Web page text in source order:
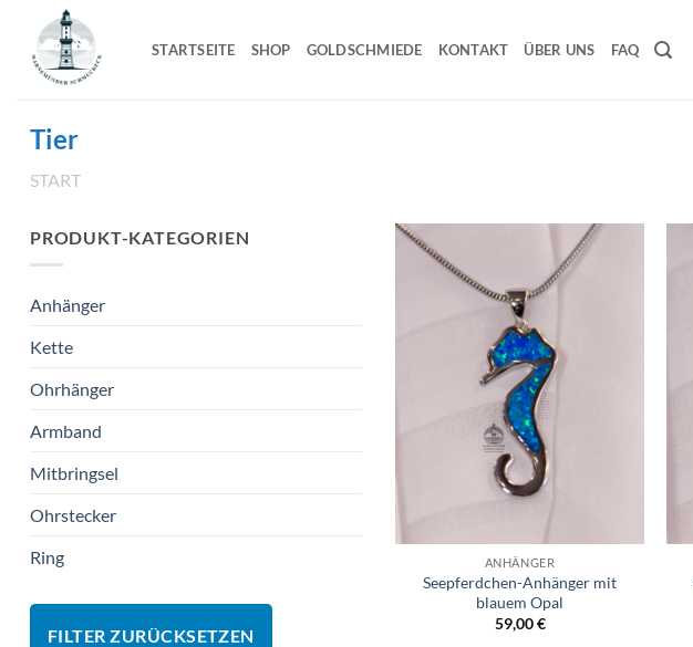
Inhalt
springen
STARTSEITE SHOP GOLDSCHMIEDE KONTAKT ÜBER UNS FAQ
Tier
START
PRODUKT-KATEGORIEN
Anhänger
Kette
Ohrhänger
Armband
Mitbringsel
Ohrstecker
Ring
FILTER ZURÜCKSETZEN
ANHÄNGER
Seepferdchen-Anhänger mit
blauem Opal
59,00€